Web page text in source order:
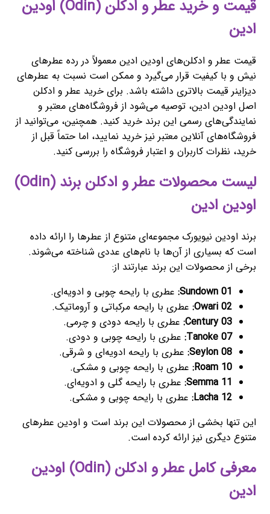
قیمت و خرید عطر و ادکلن (Odin) اودین
ادین
قیمت عطر و ادکلن‌های اودین ادین معمولاً در رده عطرهای
نیش و با کیفیت قرار می‌گیرد و ممکن است نسبت به عطرهای
دیزاینر قیمت بالاتری داشته باشد. برای خرید عطر و ادکلن
اصل اودین ادین، توصیه می‌شود از فروشگاه‌های معتبر و
نمایندگی‌های رسمی این برند خرید کنید. همچنین، می‌توانید از
فروشگاه‌های آنلاین معتبر نیز خرید نمایید، اما حتماً قبل از
خرید، نظرات کاربران و اعتبار فروشگاه را بررسی کنید.
لیست محصولات عطر و ادکلن برند (Odin)
اودین ادین
برند اودین نیویورک مجموعه‌ای متنوع از عطرها را ارائه داده
است که بسیاری از آن‌ها با نام‌های عددی شناخته می‌شوند.
برخی از محصولات این برند عبارتند از:
01 Sundown:
عطری با رایحه چوبی و ادویه‌ای.
02 Owari:
عطری با رایحه مرکباتی و آروماتیک.
03 Century:
عطری با رایحه دودی و چرمی.
07 Tanoke:
عطری با رایحه چوبی و دودی.
08 Seylon:
عطری با رایحه ادویه‌ای و شرقی.
10 Roam:
عطری با رایحه چوبی و مشکی.
11 Semma:
عطری با رایحه گلی و ادویه‌ای.
12 Lacha:
عطری با رایحه چوبی و مشکی.
این تنها بخشی از محصولات این برند است و اودین عطرهای
متنوع دیگری نیز ارائه کرده است.
معرفی کامل عطر و ادکلن (Odin) اودین
ادین